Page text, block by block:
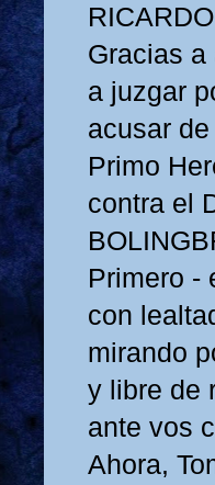
RICARDO
Gracias
a juzgar
acusar
Primo
contra el
Primero -
con
mirando
y libre de
ante vos
Ahora,